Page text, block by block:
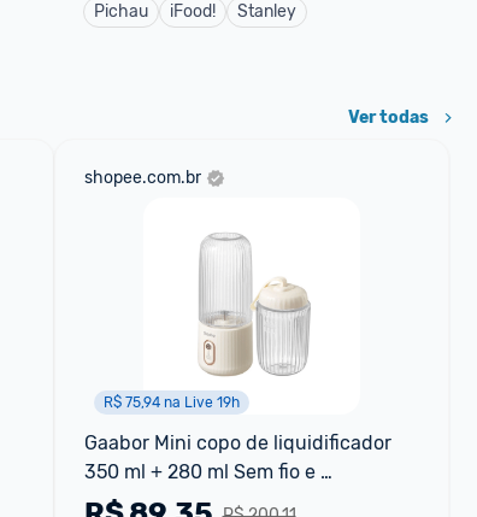
Pichau
iFood! Stanley
Ver todas
shopee.com.br
R$ 75,94 na Live 19h
Gaabor Mini copo de liquidificador
350 ml + 280 ml Sem fio e
conveniente Bateria de grande